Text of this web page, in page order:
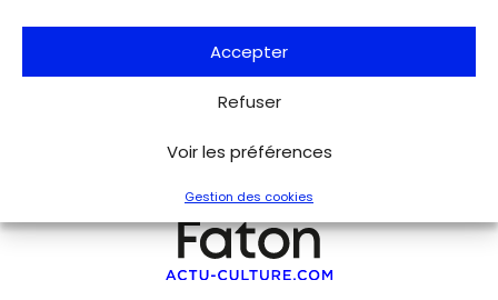
Accepter
Refuser
Voir les préférences
Gestion des cookies